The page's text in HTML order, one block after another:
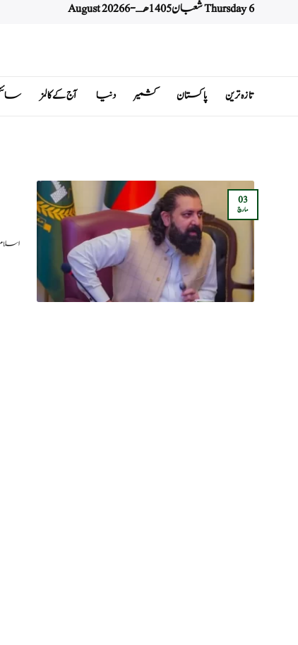
Thursday 6 شعبان 1405 هـ - 6 August 2026
تازہ ترین پاکستان کشمیر دنیا آج کے کالمز
03
مارچ